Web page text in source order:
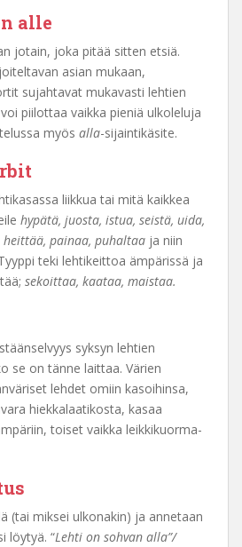
alle
jotain, joka pitää sitten etsiä.
asian mukaan,
sujahtavat mukavasti lehtien
piilottaa vaikka pieniä ulkoleluja
myös alla-sijaintikäsite.
liikkua tai mitä kaikkea
hypätä, juosta, istua, seistä, uida,
painaa, puhaltaa ja niin
teki lehtikeittoa ämpärissä ja
sekoittaa, kaataa, maistaa.
syksyn lehtien
se on tänne laittaa. Värien
lehdet omiin kasoihinsa,
hiekkalaatikosta, kasaa
toiset vaikka leikkikuorma-
(tai miksei ulkonakin) ja annetaan
löytyä. “Lehti on sohvan alla”/